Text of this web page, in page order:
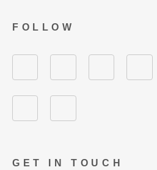
GET IN TOUCH
FOLLOW